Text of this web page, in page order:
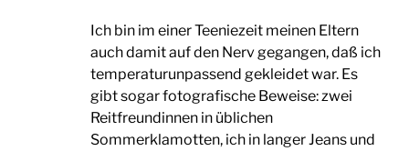
Ich bin im einer Teeniezeit meinen Eltern
auch damit auf den Nerv gegangen, daß ich
temperaturunpassend gekleidet war. Es
gibt sogar fotografische Beweise: zwei
Reitfreundinnen in üblichen
Sommerklamotten, ich in langer Jeans und